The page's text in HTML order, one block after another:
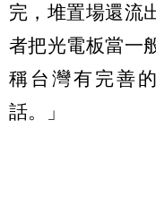
完，堆置場還流
者把光電板當一
稱台灣有完善
話。」